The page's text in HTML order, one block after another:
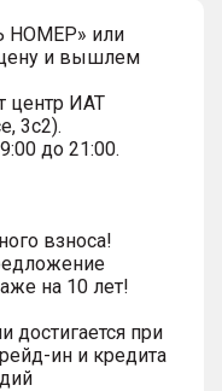
НОМЕР» или
и вышлем
центр ИАТ
3с2).
до 21:00.
взноса!
на 10 лет!
достигается при
ин и кредита